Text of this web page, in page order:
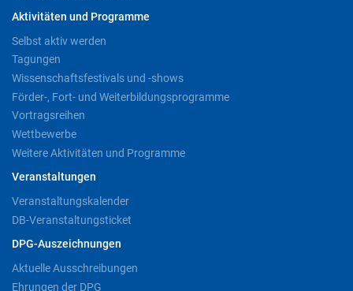
Aktivitäten und Programme
Selbst aktiv werden
Tagungen
Wissenschaftsfestivals und -shows
Förder-, Fort- und Weiterbildungsprogramme
Vortragsreihen
Wettbewerbe
Weitere Aktivitäten und Programme
Veranstaltungen
Veranstaltungskalender
DB-Veranstaltungsticket
DPG-Auszeichnungen
Aktuelle Ausschreibungen
Ehrungen der DPG